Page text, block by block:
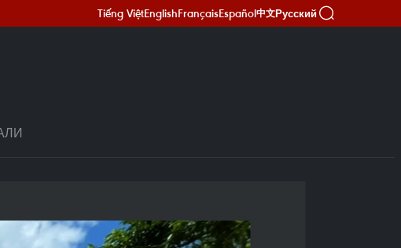
Tiếng ViệtEnglishFrançaisEspañol中文Русский